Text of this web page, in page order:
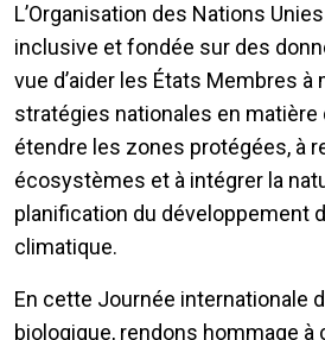
L’Organisation des Nations
inclusive et fondée sur des
vue d’aider les États Membres
stratégies nationales en matière
étendre les zones protégées, à
écosystèmes et à intégrer la
planification du développement
climatique.
En cette Journée internationale
biologique, rendons hommage à